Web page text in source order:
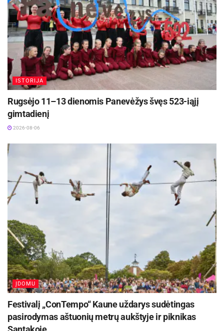
ISTORIJA
Rugsėjo 11–13 dienomis Panevėžys švęs 523-iąjį
gimtadienį
2026-08-06
ĮDOMU
Festivalį „ConTempo“ Kaune uždarys sudėtingas
pasirodymas aštuonių metrų aukštyje ir piknikas